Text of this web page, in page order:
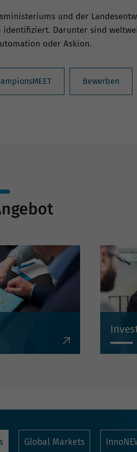
und der
identifiziert. Darunter sind
oder Askion.
Bewerben
Global Markets